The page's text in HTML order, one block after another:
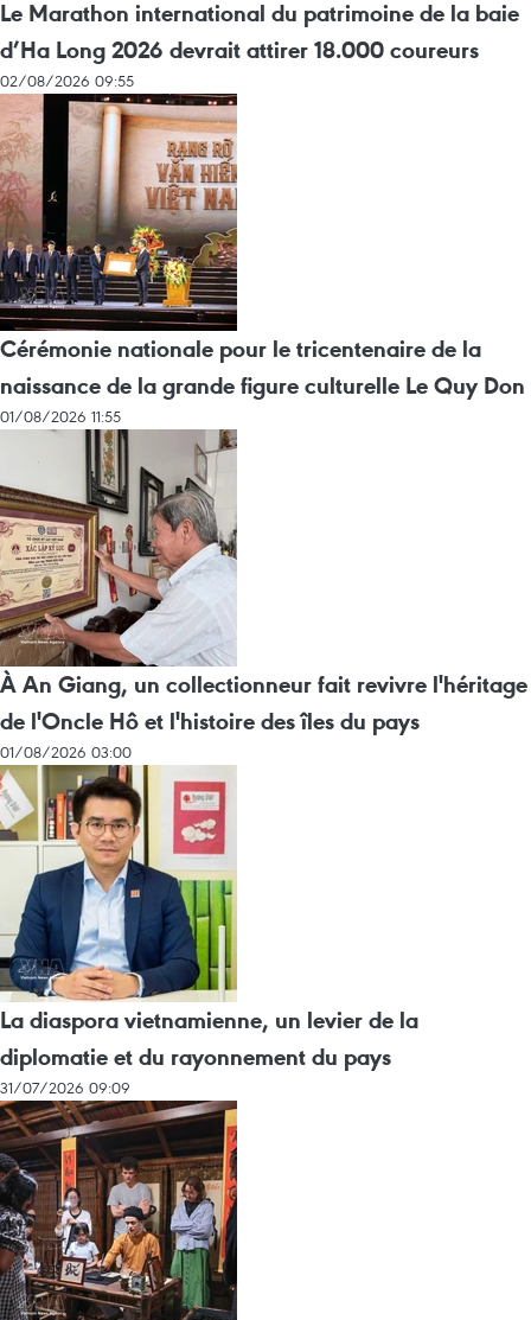
Le Marathon international du patrimoine de la baie
d’Ha Long 2026 devrait attirer 18.000 coureurs
02/08/2026 09:55
Cérémonie nationale pour le tricentenaire de la
naissance de la grande figure culturelle Le Quy Don
01/08/2026 11:55
À An Giang, un collectionneur fait revivre l'héritage
de l'Oncle Hô et l'histoire des îles du pays
01/08/2026 03:00
La diaspora vietnamienne, un levier de la
diplomatie et du rayonnement du pays
31/07/2026 09:09